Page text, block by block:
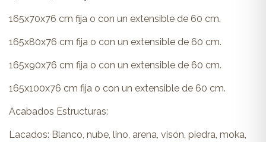
165x70x76 cm fija o con un extensible de 60 cm.
165x80x76 cm fija o con un extensible de 60 cm.
165x90x76 cm fija o con un extensible de 60 cm.
165x100x76 cm fija o con un extensible de 60 cm.
Acabados Estructuras:
Lacados: Blanco, nube, lino, arena, visón, piedra, moka,